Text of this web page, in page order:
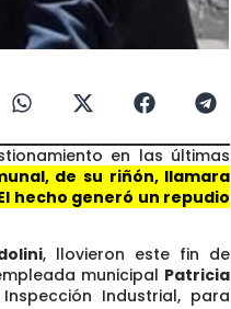
en las últimas
de su riñón, llamara
hecho generó un repudio
, llovieron este fin de
municipal Patricia
Industrial, para